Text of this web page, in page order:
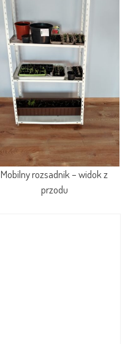
Mobilny rozsadnik – widok z
przodu